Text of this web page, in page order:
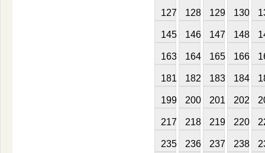
127 128 129 130
145 146 147 148
163 164 165 166
181 182 183 184
199 200 201 202
217 218 219 220
235 236 237 238